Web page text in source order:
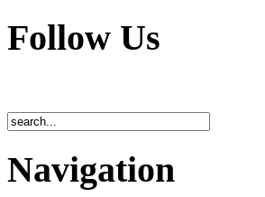
Follow Us
Navigation